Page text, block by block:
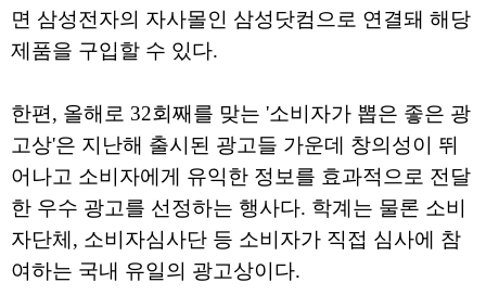
면 삼성전자의 자사몰인 삼성닷컴으로 연결돼 해당
제품을 구입할 수 있다.
한편, 올해로 32회째를 맞는 '소비자가 뽑은 좋은 광
고상'은 지난해 출시된 광고들 가운데 창의성이 뛰
어나고 소비자에게 유익한 정보를 효과적으로 전달
한 우수 광고를 선정하는 행사다. 학계는 물론 소비
자단체, 소비자심사단 등 소비자가 직접 심사에 참
여하는 국내 유일의 광고상이다.